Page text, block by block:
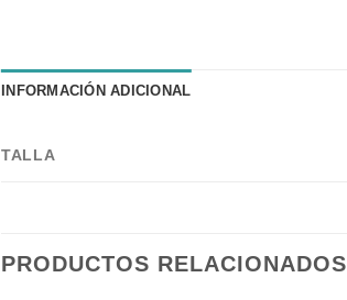
INFORMACIÓN ADICIONAL
TALLA
PRODUCTOS RELACIONADOS